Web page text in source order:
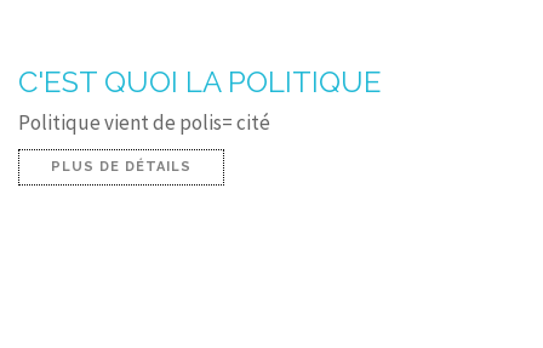
C'EST QUOI LA POLITIQUE
Politique vient de polis= cité
PLUS DE DÉTAILS